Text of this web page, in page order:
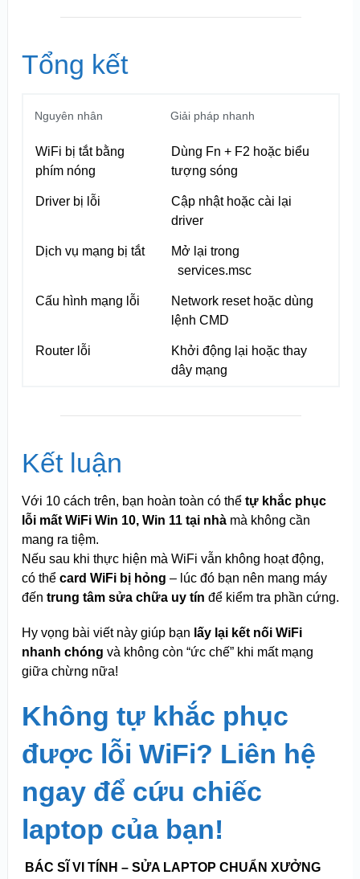
Tổng kết
Nguyên nhân Giải pháp nhanh
WiFi bị tắt bằng
phím nóng
Dùng Fn + F2 hoặc biểu
tượng sóng
Driver bị lỗi
Cập nhật hoặc cài lại
driver
Dịch vụ mạng bị tắt
Mở lại trong
services.msc
Cấu hình mạng lỗi
Network reset hoặc dùng
lệnh CMD
Router lỗi
Khởi động lại hoặc thay
dây mạng
Kết luận
Với 10 cách trên, bạn hoàn toàn có thể tự khắc phục
lỗi mất WiFi Win 10, Win 11 tại nhàmà không cần
mang ra tiệm.
Nếu sau khi thực hiện mà WiFi vẫn không hoạt động,
có thể card WiFi bị hỏng – lúc đó bạn nên mang máy
đến trung tâm sửa chữa uy tín để kiểm tra phần cứng.
Hy vọng bài viết này giúp bạn lấy lại kết nối WiFi
nhanh chóng và không còn “ức chế” khi mất mạng
giữa chừng nữa!
Không tự khắc phục
được lỗi WiFi? Liên hệ
ngay để cứu chiếc
laptop của bạn!
‍ BÁC SĨ VI TÍNH – SỬA LAPTOP CHUẨN XƯỞNG